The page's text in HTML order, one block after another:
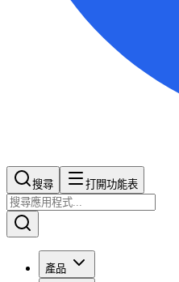
搜尋​​​​ 打開功能表
產品